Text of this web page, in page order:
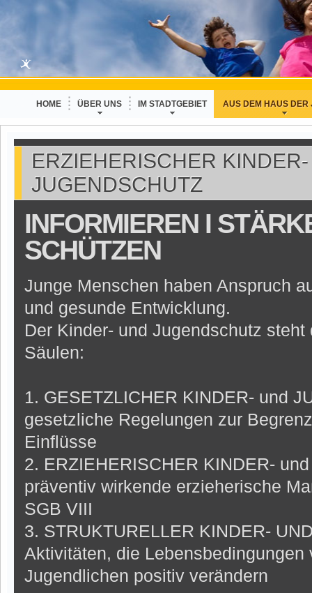
HOME ÜBER UNS IM STADTGEBIET AUS DEM HAUS DER
ERZIEHERISCHER
JUGENDSCHUTZ
INFORMIEREN I
SCHÜTZEN
Junge Menschen haben Anspruch
und gesunde Entwicklung.
Der Kinder- und Jugendschutz
Säulen:
1. GESETZLICHER KINDER- und
gesetzliche Regelungen zur
Einflüsse
2. ERZIEHERISCHER KINDER-
präventiv wirkende erzieherische
SGB VIII
3. STRUKTURELLER KINDER-
Aktivitäten, die Lebensbedingungen
Jugendlichen positiv verändern